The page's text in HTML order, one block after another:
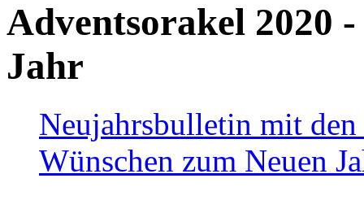
Adventsorakel 2020
Jahr
Neujahrsbulletin mit den
Wünschen zum Neuen